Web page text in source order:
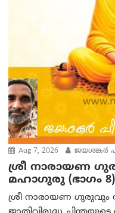
Aug 7, 2026 ജയശങ്കര്‍
ശ്രീ നാരായണ
മഹാഗുരു (ഭാഗം
ശ്രീ നാരായണ